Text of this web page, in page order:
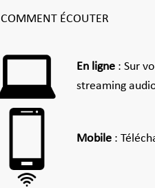
COMMENT ÉCOUTER
En ligne : Sur
streaming
Mobile :